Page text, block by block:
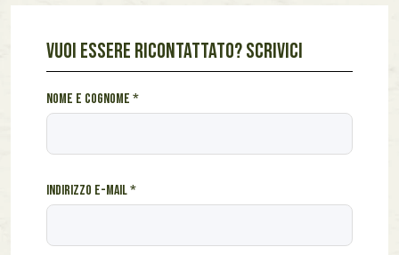
VUOI ESSERE RICONTATTATO? SCRIVICI
Nome e cognome *
Indirizzo e-mail*